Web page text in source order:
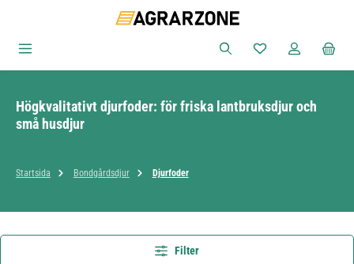
Du har 0 objekt i
Högkvalitativt djurfoder: för friska lantbruksdjur och
små husdjur
Startsida Bondgårdsdjur Djurfoder
Filter